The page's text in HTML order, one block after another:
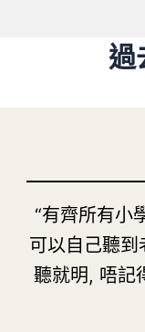
過
“有齊所有小
可以自己聽
聽就明, 唔記